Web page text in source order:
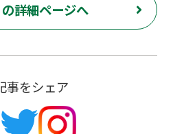
詳細ページへ
事をシェア